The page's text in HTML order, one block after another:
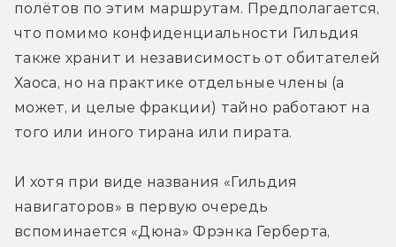
полётов по этим маршрутам. Предполагается,
что помимо конфиденциальности Гильдия
также хранит и независимость от обитателей
Хаоса, но на практике отдельные члены (а
может, и целые фракции) тайно работают на
того или иного тирана или пирата.
И хотя при виде названия «Гильдия
навигаторов» в первую очередь
вспоминается «Дюна» Фрэнка Герберта,